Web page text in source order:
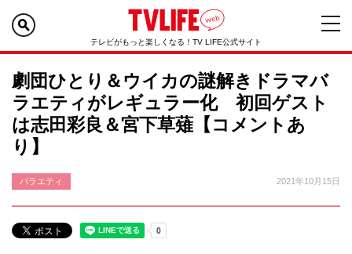
テレビがもっと楽しくなる！TV LIFE公式サイト
劇団ひとり＆ウイカの謎解きドラマバ
ラエティがレギュラー化 初回ゲスト
は志田彩良＆宮下草薙【コメントあ
り】
バラエティ 2021年10月15日